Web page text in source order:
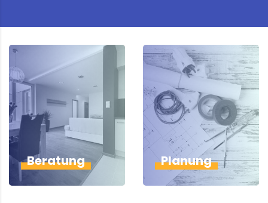
Beratung Planung